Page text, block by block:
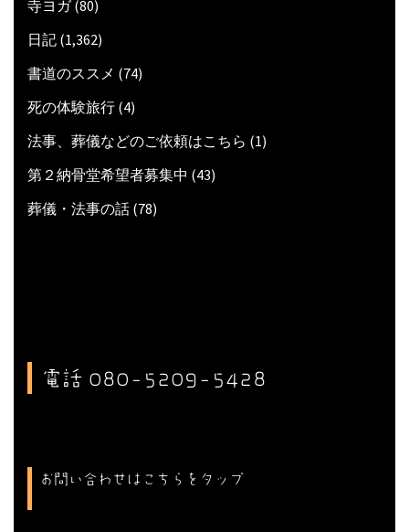
寺ヨガ(80)
日記 (1,362)
書道のススメ (74)
死の体験旅行 (4)
法事、葬儀などのご依頼はこちら (1)
第２納骨堂希望者募集中 (43)
葬儀・法事の話 (78)
電話 080-5209-5428
お問い合わせはこちらをタップ